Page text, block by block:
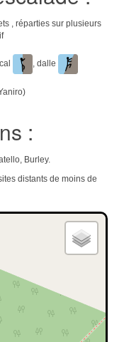
, réparties sur plusieurs
, dalle
:
Burley.
distants de moins de